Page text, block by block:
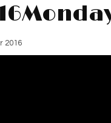
2016